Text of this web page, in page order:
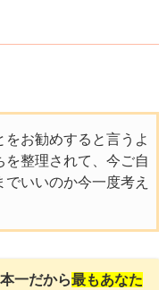
お勧めすると言うよ
を整理されて、今ご自
いいのか今一度考え
一だから最もあなた